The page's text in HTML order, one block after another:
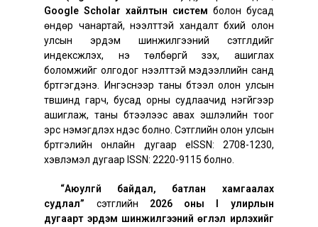
Google Scholar хайлтын систем болон бусад
өндөр чанартай, нээлттэй хандалт бүхий олон
улсын эрдэм шинжилгээний сэтгүүлүүдийг
индексжүүлэх, үнэ төлбөргүй үзэх, ашиглах
боломжийг олгодог нээлттэй мэдээллийн санд
бүртгэгдэнэ. Ингэснээр таны бүтээл олон улсын
түвшинд гарч, бусад орны судлаачид үнэгүйгээр
ашиглаж, таны бүтээлээс авах эшлэлийн тоог
эрс нэмэгдүүлэх үндэс болно. Сэтгүүлийн олон улсын
бүртгэлийн онлайн дугаар eISSN: 2708-1230,
хэвлэмэл дугаар ISSN: 2220-9115 болно.
“Аюулгүй байдал, батлан хамгаалах
судлал” сэтгүүлийн 2026 оны I улирлын
дугаарт эрдэм шинжилгээний өгүүлэл ирүүлэхийг